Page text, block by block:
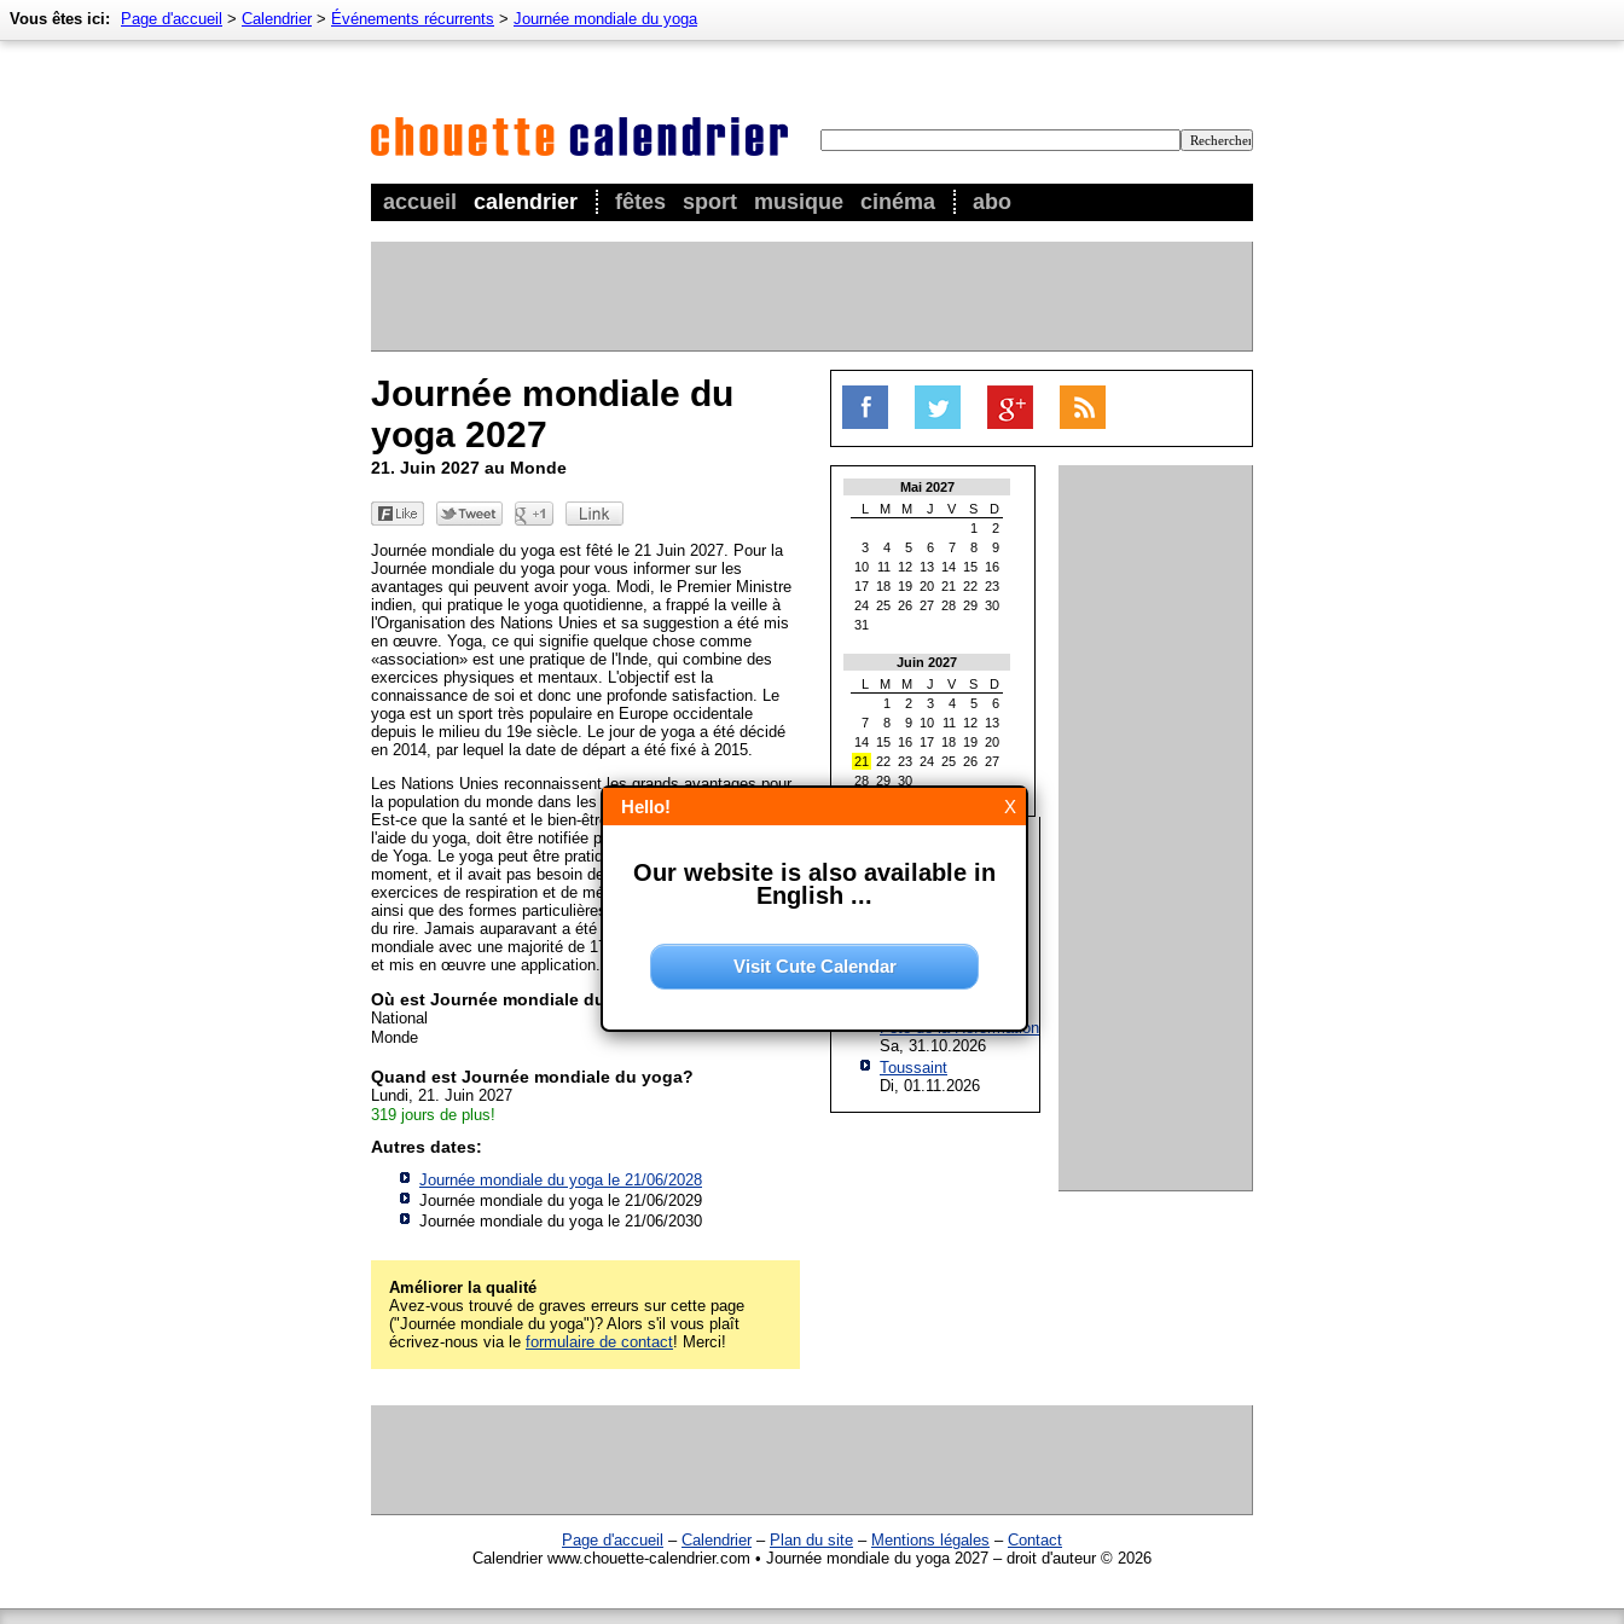
accueil calendrier fêtes sport musique cinéma abo
Vous êtes ici: Page d'accueil > Calendrier> Événements récurrents > Journée mondiale du yoga
Journée mondiale du
yoga 2027
21. Juin 2027 au Monde
Journée mondiale du yoga est fêté le 21 Juin 2027. Pour la
Journée mondiale du yoga pour vous informer sur les
avantages qui peuvent avoir yoga. Modi, le Premier Ministre
indien, qui pratique le yoga quotidienne, a frappé la veille à
l'Organisation des Nations Unies et sa suggestion a été mis
en œuvre. Yoga, ce qui signifie quelque chose comme
«association» est une pratique de l'Inde, qui combine des
exercices physiques et mentaux. L'objectif est la
connaissance de soi et donc une profonde satisfaction. Le
yoga est un sport très populaire en Europe occidentale
depuis le milieu du 19e siècle. Le jour de yoga a été décidé
en 2014, par lequel la date de départ a été fixé à 2015.
Les Nations Unies reconnaissent les grands avantages pour
la population du monde dans les enseignements de yoga.
Est-ce que la santé et le bien-être holistique à réaliser avec
l'aide du yoga, doit être notifiée par la Journée internationale
de Yoga. Le yoga peut être pratiqué presque partout, à tout
moment, et il avait pas besoin de matériel coûteux. Les
exercices de respiration et de méditation lui appartiennent,
ainsi que des formes particulières de yoga telles que le yoga
du rire. Jamais auparavant a été accordée à une Journée
mondiale avec une majorité de 175 pays des Nations Unies
et mis en œuvre une application.
Où est Journée mondiale du yoga?
National
Monde
Quand est Journée mondiale du yoga?
Lundi, 21. Juin 2027
319 jours de plus!
Autres dates:
Journée mondiale du yoga le 21/06/2028
Journée mondiale du yoga le 21/06/2029
Journée mondiale du yoga le 21/06/2030
Améliorer la qualité
Avez-vous trouvé de graves erreurs sur cette page
("Journée mondiale du yoga")? Alors s'il vous plaît
écrivez-nous via le formulaire de contact! Merci!
Mai 2027
L
M M J V S
D
1
2
3
4 5 6 7 8
9
10
11 12 13 14 15 16
17 18 19 20 21 22 23
24 25 26 27 28 29 30
31
Juin 2027
L
M M J V S
D
1
2 3 4 5
6
7
8 9 10 11 12 13
14 15 16 17 18 19 20
21
22 23 24 25 26 27
28 29 30
allemande
Sa, 03.10.2026
Halloween
Fête de la Réformation
Sa, 31.10.2026
Toussaint
Di, 01.11.2026
Page d'accueil – Calendrier– Plan du site – Mentions légales – Contact
Calendrier www.chouette-calendrier.com • Journée mondiale du yoga 2027 – droit d'auteur © 2026
X
Hello!
Our website is also available in
English ...
Visit Cute Calendar